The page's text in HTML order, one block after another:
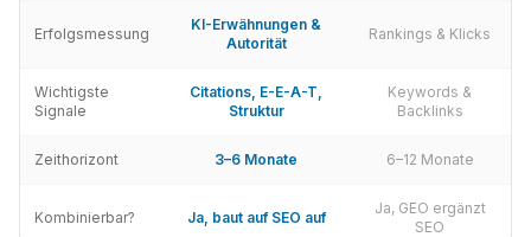
Erfolgsmessung
KI-Erwähnungen &
Autorität
Rankings & Klicks
Wichtigste
Signale
Citations, E-E-A-T,
Struktur
Keywords &
Backlinks
Zeithorizont 3–6 Monate 6–12 Monate
Kombinierbar? Ja, baut auf SEO auf
Ja, GEO ergänzt
SEO